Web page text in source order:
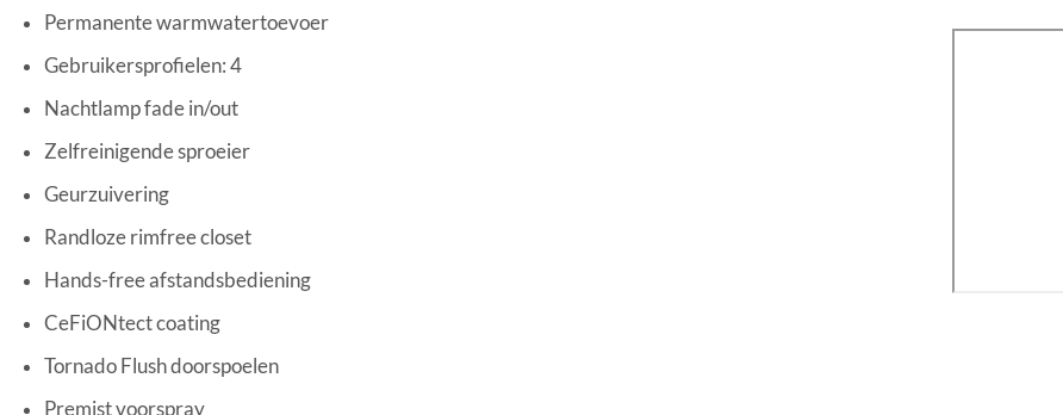
Permanente warmwatertoevoer
Gebruikersprofielen: 4
Nachtlamp fade in/out
Zelfreinigende sproeier
Geurzuivering
Randloze rimfree closet
Hands-free afstandsbediening
CeFiONtect coating
Tornado Flush doorspoelen
Premist voorspray